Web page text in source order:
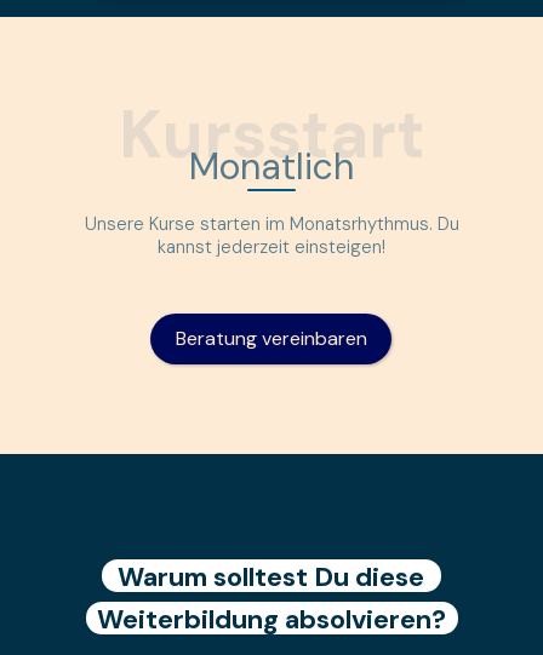
Monatlich
Unsere Kurse starten im Monatsrhythmus. Du
kannst jederzeit einsteigen!
Kursstart
Beratung vereinbaren
Warum solltest Du diese
Weiterbildung absolvieren?